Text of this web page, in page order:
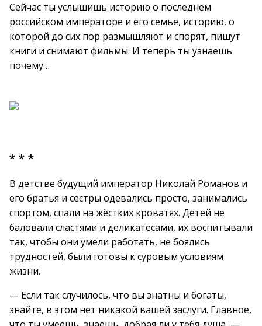
Сейчас ты услышишь историю о последнем
российском императоре и его семье, историю, о
которой до сих пор размышляют и спорят, пишут
книги и снимают фильмы. И теперь ты узнаешь
почему…
* * *
В детстве будущий император Николай Романов и
его братья и сёстры одевались просто, занимались
спортом, спали на жёстких кроватях. Детей не
баловали сластями и деликатесами, их воспитывали
так, чтобы они умели работать, не боялись
трудностей, были готовы к суровым условиям
жизни.
— Если так случилось, что вы знатны и богаты,
знайте, в этом нет никакой вашей заслуги. Главное,